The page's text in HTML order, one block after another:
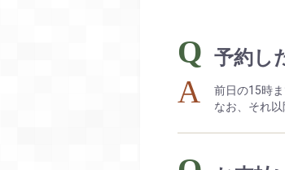
予約し
前日の15時
なお、それ